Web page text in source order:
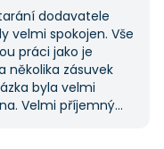
dodavatele
velmi spokojen. Vše
práci jako je
několika zásuvek
byla velmi
Velmi příjemný